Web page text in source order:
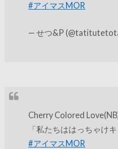
#アイマスMOR
— せつ&P
Cherry Colored
「私たちははっちゃけ
#アイマスMOR